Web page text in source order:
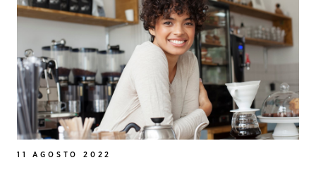
11 AGOSTO 2022